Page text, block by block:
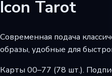
Icon Tarot
Современная подача
образы, удобные для
Карты 00–77 (78 шт.).